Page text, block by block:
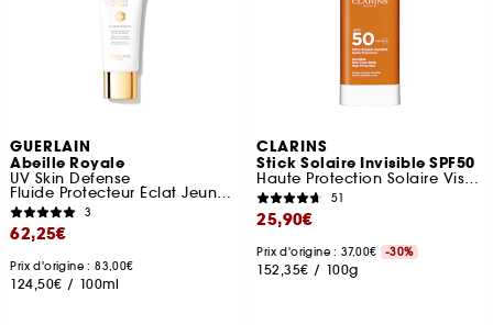
GUERLAIN
Abeille Royale
UV Skin Defense
Fluide Protecteur Éclat Jeunesse Spf 50
3
62,25€
Prix d'origine : 83,00€
124,50€ / 100ml
CLARINS
Stick Solaire Invisible SPF50
Haute Protection Solaire Visage UVA/UVB 50
51
25,90€
Prix d'origine : 37,00€ -30%
152,35€ / 100g